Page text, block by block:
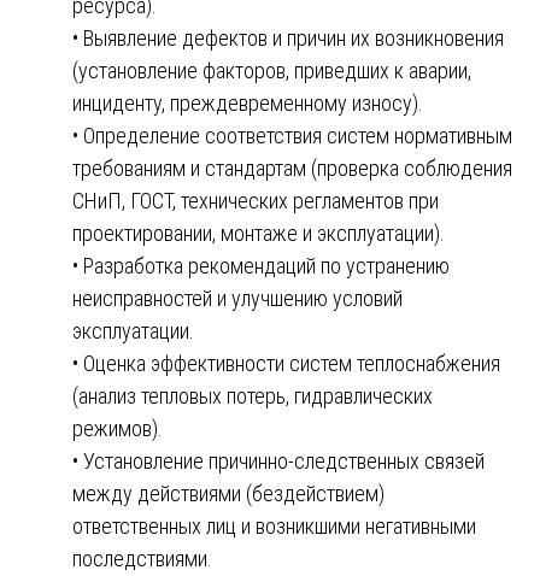
ресурса).
• Выявление дефектов и причин их возникновения
(установление факторов, приведших к аварии,
инциденту, преждевременному износу).
• Определение соответствия систем нормативным
требованиям и стандартам (проверка соблюдения
СНиП, ГОСТ, технических регламентов при
проектировании, монтаже и эксплуатации).
• Разработка рекомендаций по устранению
неисправностей и улучшению условий
эксплуатации.
• Оценка эффективности систем теплоснабжения
(анализ тепловых потерь, гидравлических
режимов).
• Установление причинно-следственных связей
между действиями (бездействием)
ответственных лиц и возникшими негативными
последствиями.